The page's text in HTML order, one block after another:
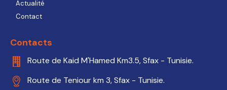
Actualité
Contact
Contacts
Route de Kaid M'Hamed Km3.5, Sfax - Tunisie.
Route de Teniour km 3, Sfax - Tunisie.